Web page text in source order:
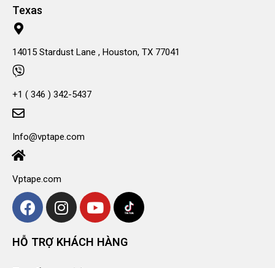
Texas
14015 Stardust Lane , Houston, TX 77041
+1 ( 346 ) 342-5437
Info@vptape.com
Vptape.com
HỖ TRỢ KHÁCH HÀNG